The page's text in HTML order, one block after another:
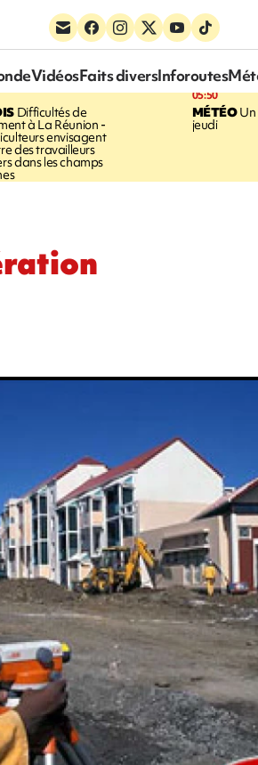
VidéosFaits diversInforoutes
Difficultés de
à La Réunion -
envisagent
des travailleurs
dans les champs
05:50
MÉTÉOUn
jeudi